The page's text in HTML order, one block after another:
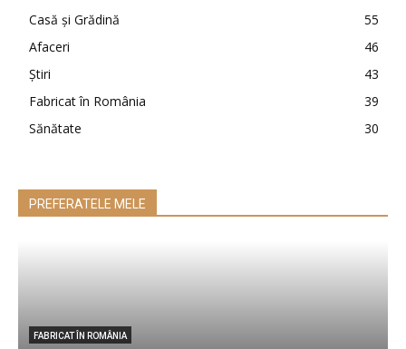
Casă şi Grădină
55
Afaceri
46
Ştiri
43
Fabricat în România
39
Sănătate
30
PREFERATELE MELE
FABRICAT ÎN ROMÂNIA